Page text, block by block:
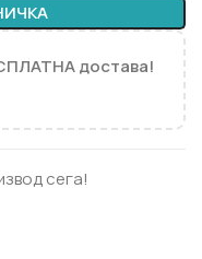
достава!
сега!